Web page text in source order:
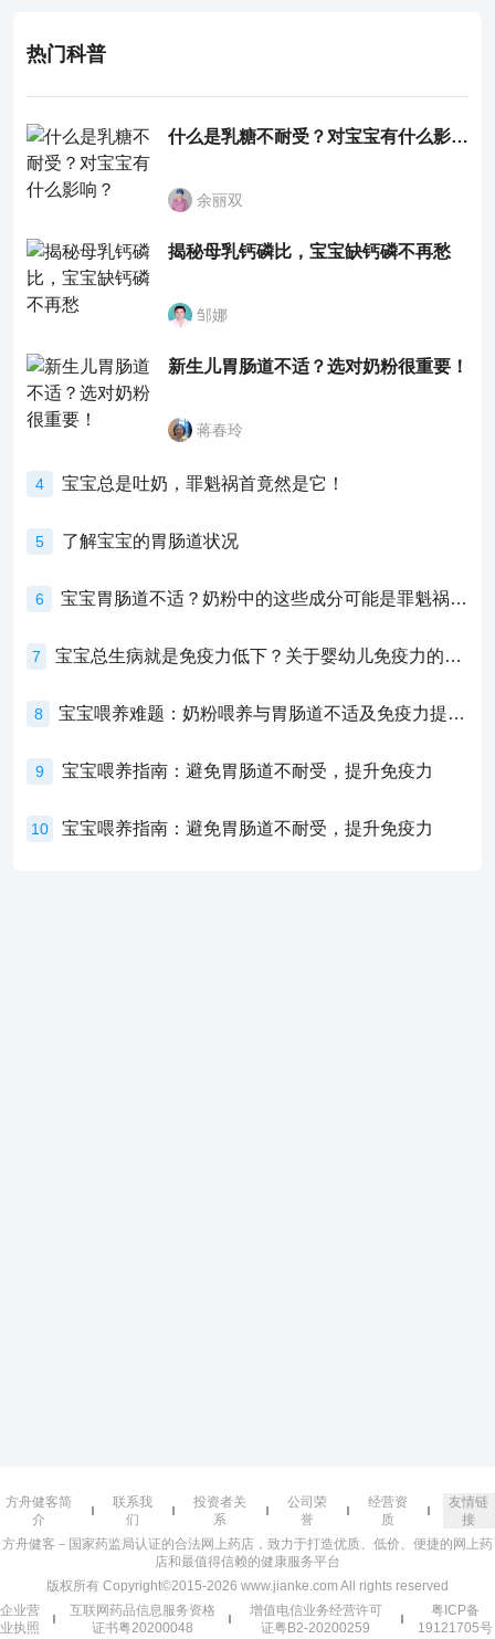
热门科普
什么是乳糖不耐受？对宝宝有什么影响？
余丽双
揭秘母乳钙磷比，宝宝缺钙磷不再愁
邹娜
新生儿胃肠道不适？选对奶粉很重要！
蒋春玲
4 宝宝总是吐奶，罪魁祸首竟然是它！
5 了解宝宝的胃肠道状况
6 宝宝胃肠道不适？奶粉中的这些成分可能是罪魁祸首！
7 宝宝总生病就是免疫力低下？关于婴幼儿免疫力的真相，家长必须了解！
8 宝宝喂养难题：奶粉喂养与胃肠道不适及免疫力提升的奥秘
9 宝宝喂养指南：避免胃肠道不耐受，提升免疫力
10 宝宝喂养指南：避免胃肠道不耐受，提升免疫力
方舟健客简
介
联系我
们
投资者关
系
公司荣
誉
经营资
质
友情链
接
方舟健客－国家药监局认证的合法网上药店，致力于打造优质、低价、便捷的网上药
店和最值得信赖的健康服务平台
版权所有 Copyright©2015-2026 www.jianke.com All rights reserved
企业营
业执照
互联网药品信息服务资格
证书粤20200048
增值电信业务经营许可
证粤B2-20200259
粤ICP备
19121705号